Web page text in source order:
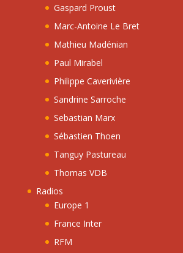
Gaspard Proust
Marc-Antoine Le Bret
Mathieu Madénian
Paul Mirabel
Philippe Caverivière
Sandrine Sarroche
Sebastian Marx
Sébastien Thoen
Tanguy Pastureau
Thomas VDB
Radios
Europe 1
France Inter
RFM